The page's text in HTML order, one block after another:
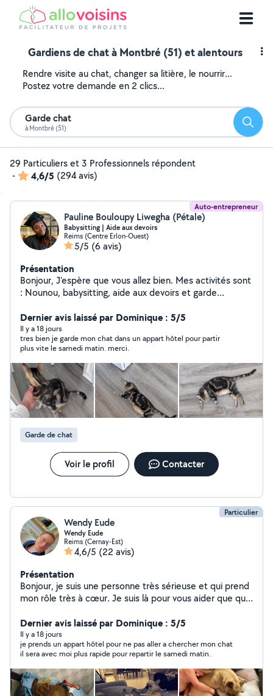
Gardiens de chat à Montbré (51) et alentours
Rendre visite au chat, changer sa litière, le nourrir...
Postez votre demande en 2 clics...
Garde chat
à Montbré (51)
29 Particuliers et 3 Professionnels répondent
-
4,6/5 (294 avis)
Auto-entrepreneur
Pauline Bouloupy Liwegha (Pétale)
Babysitting | Aide aux devoirs
Reims (Centre Erlon-Ouest)
5/5 (6 avis)
Présentation
Bonjour, J'espère que vous allez bien. Mes activités sont
: Nounou, babysitting, aide aux devoirs et garde
Dernier avis laissé par Dominique : 5/5
Il y a 18 jours
tres bien je garde mon chat dans un appart hôtel pour partir
plus vite le samedi matin. merci.
Garde de chat
Voir le profil Contacter
Particulier
Wendy Eude
Wendy Eude
Reims (Cernay-Est)
4,6/5 (22 avis)
Présentation
Bonjour, je suis une personne très sérieuse et qui prend
mon rôle très à cœur. Je suis là pour vous aider que que
lavage si besoin , Sois garde d'animaux tous types . Sois
garde d'enfants je suis quelqu'un qui est très
arrangeante et très fiable et très rapide. Toujours très
rapide à répondre également au message
Dernier avis laissé par Dominique : 5/5
Il y a 18 jours
je prends un appart hôtel pour ne pas aller a chercher mon chat
il sera avec moi plus rapide pour repartir le samedi matin.